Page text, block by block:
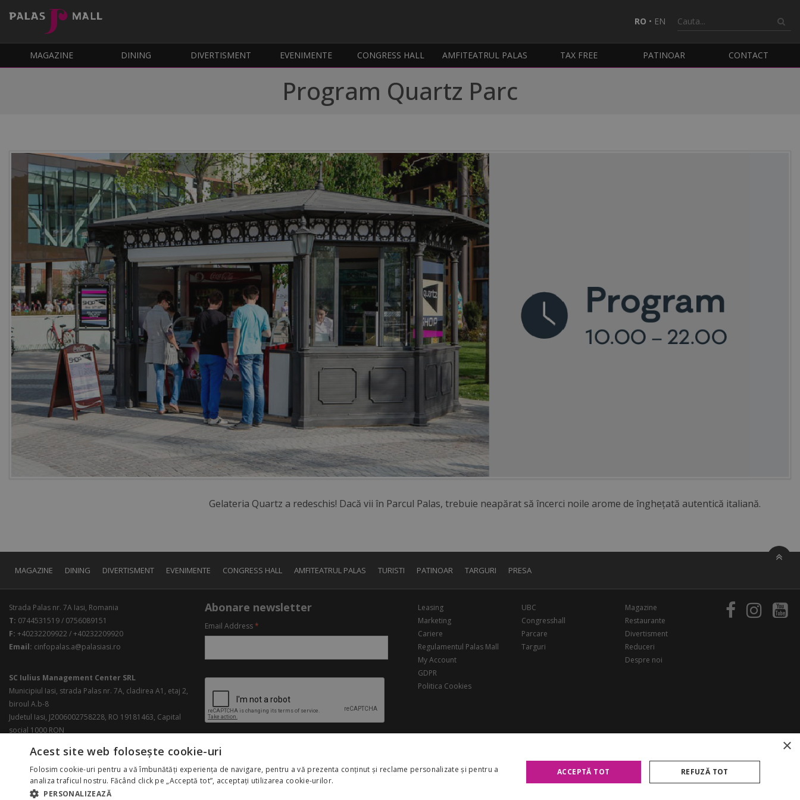
RO • EN
MAGAZINE DINING DIVERTISMENT EVENIMENTE CONGRESS HALL AMFITEATRUL PALAS TAX FREE PATINOAR CONTACT
Program Quartz Parc
Gelateria Quartz a redeschis! Dacă vii în Parcul Palas, trebuie neapărat să încerci noile arome de înghețată autentică italiană.
MAGAZINE DINING DIVERTISMENT EVENIMENTE CONGRESS HALL AMFITEATRUL PALAS TURISTI PATINOAR TARGURI PRESA
Strada Palas nr. 7A Iasi, Romania
T: 0744531519 / 0756089151
F: +40232209922 / +40232209920
Email: cinfopalas.a@palasiasi.ro
SC Iulius Management Center SRL
Municipiul Iasi, strada Palas nr. 7A, cladirea A1, etaj 2,
biroul A.b-8
Judetul Iasi, J2006002758228, RO 19181463, Capital
social 1000 RON
Abonare newsletter
Email Address*
Leasing
Marketing
Cariere
Regulamentul Palas Mall
My Account
GDPR
Politica Cookies
UBC
Congresshall
Parcare
Targuri
Magazine
Restaurante
Divertisment
Reduceri
Despre noi
Copyright 2026 Palas Mall. Toate drepturile rezervate.
×
Acest site web folosește cookie-uri
Folosim cookie-uri pentru a vă îmbunătăți experiența de navigare, pentru a vă prezenta conținut și reclame personalizate și pentru a
analiza traficul nostru. Făcând click pe „Acceptă tot”, acceptați utilizarea cookie-urilor.
PERSONALIZEAZĂ
ACCEPTĂ TOT REFUZĂ TOT